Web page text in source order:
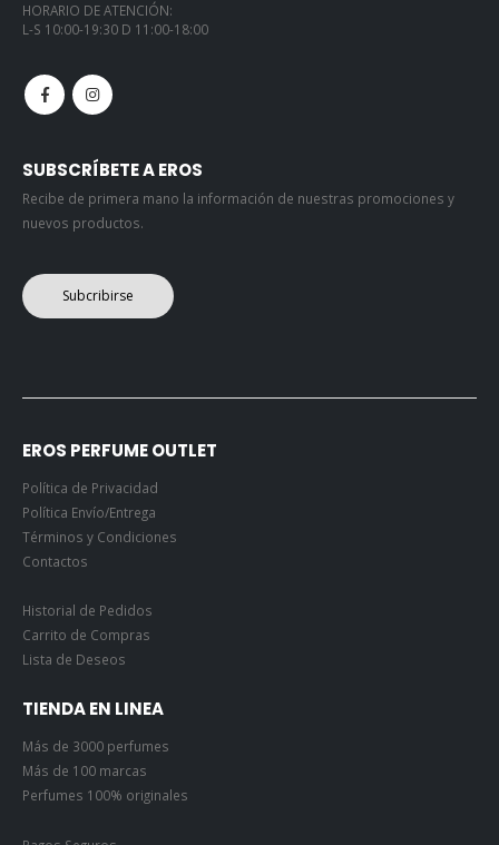
HORARIO DE ATENCIÓN:
L-S 10:00-19:30 D 11:00-18:00
SUBSCRÍBETE A EROS
Recibe de primera mano la información de nuestras promociones y
nuevos productos.
Subcribirse
EROS PERFUME OUTLET
Política de Privacidad
Política Envío/Entrega
Términos y Condiciones
Contactos
Historial de Pedidos
Carrito de Compras
Lista de Deseos
TIENDA EN LINEA
Más de 3000 perfumes
Más de 100 marcas
Perfumes 100% originales